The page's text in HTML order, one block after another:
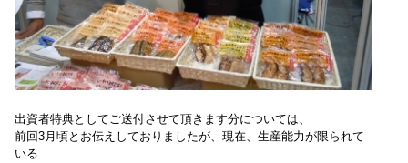
出資者特典としてご送付させて頂きます分については、
前回3月頃とお伝えしておりましたが、現在、 生産能力が限られて
いる